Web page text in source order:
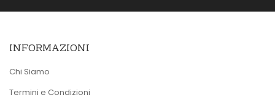
INFORMAZIONI
Chi Siamo
Termini e Condizioni